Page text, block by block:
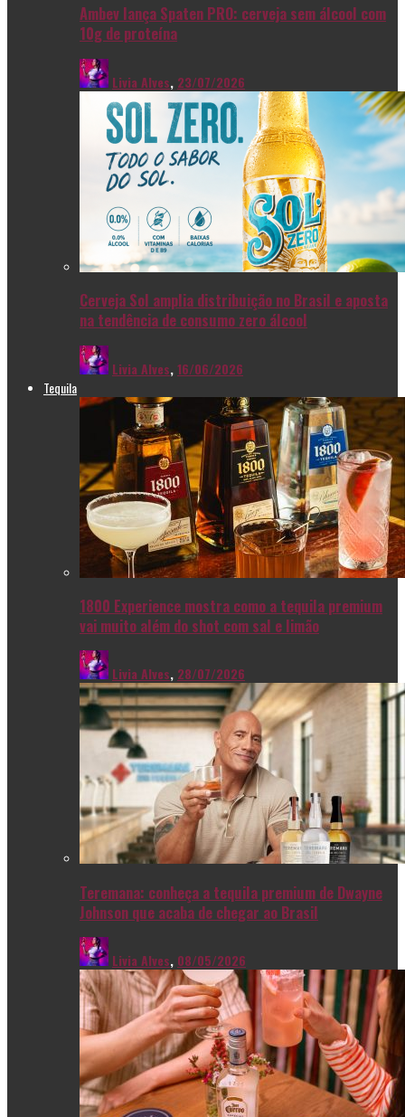
Ambev lança Spaten PRO: cerveja sem álcool com
10g de proteína
Livia Alves, 23/07/2026
Cerveja Sol amplia distribuição no Brasil e aposta
na tendência de consumo zero álcool
Livia Alves,16/06/2026
Tequila
1800 Experience mostra como a tequila premium
vai muito além do shot com sal e limão
Livia Alves, 28/07/2026
Teremana: conheça a tequila premium de Dwayne
Johnson que acaba de chegar ao Brasil
Livia Alves, 08/05/2026